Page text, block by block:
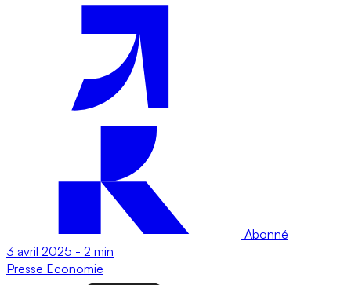
Abonné
3 avril 2025 - 2 min
Presse Economie